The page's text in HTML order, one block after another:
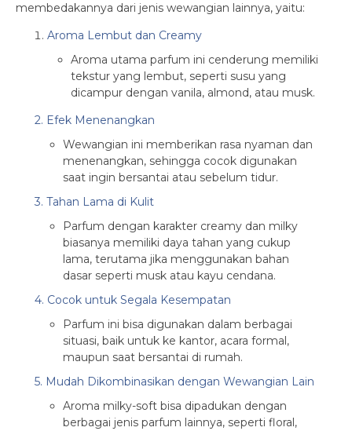
membedakannya dari jenis wewangian lainnya, yaitu:
Aroma Lembut dan Creamy
Aroma utama parfum ini cenderung memiliki
tekstur yang lembut, seperti susu yang
dicampur dengan vanila, almond, atau musk.
2. Efek Menenangkan
Wewangian ini memberikan rasa nyaman dan
menenangkan, sehingga cocok digunakan
saat ingin bersantai atau sebelum tidur.
3. Tahan Lama di Kulit
Parfum dengan karakter creamy dan milky
biasanya memiliki daya tahan yang cukup
lama, terutama jika menggunakan bahan
dasar seperti musk atau kayu cendana.
4. Cocok untuk Segala Kesempatan
Parfum ini bisa digunakan dalam berbagai
situasi, baik untuk ke kantor, acara formal,
maupun saat bersantai di rumah.
5. Mudah Dikombinasikan dengan Wewangian Lain
Aroma milky-soft bisa dipadukan dengan
berbagai jenis parfum lainnya, seperti floral,